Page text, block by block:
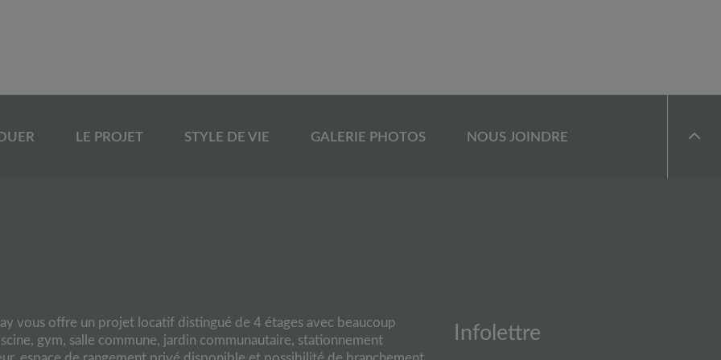
LE PROJET STYLE DE VIE GALERIE PHOTOS NOUS JOINDRE
vous offre un projet locatif distingué de 4 étages avec beaucoup
gym, salle commune, jardin communautaire, stationnement
Infolettre